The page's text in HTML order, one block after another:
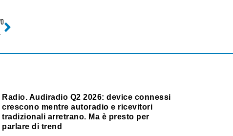
Radio. Audiradio Q2 2026: device connessi
crescono mentre autoradio e ricevitori
tradizionali arretrano. Ma è presto per
parlare di trend